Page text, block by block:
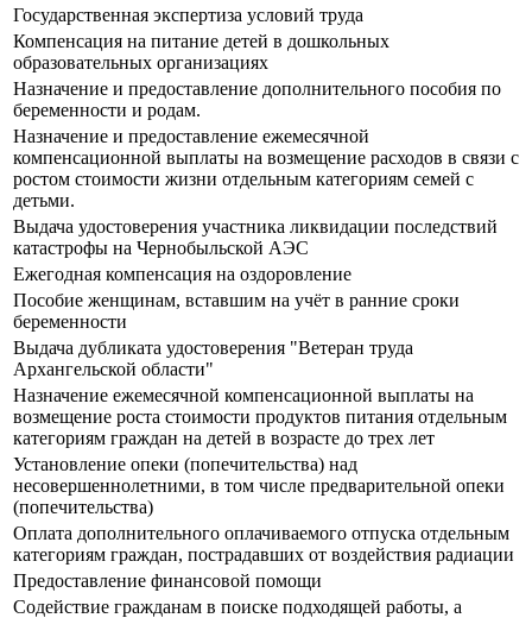
Государственная экспертиза условий труда
Компенсация на питание детей в дошкольных
образовательных организациях
Назначение и предоставление дополнительного пособия по
беременности и родам.
Назначение и предоставление ежемесячной
компенсационной выплаты на возмещение расходов в связи с
ростом стоимости жизни отдельным категориям семей с
детьми.
Выдача удостоверения участника ликвидации последствий
катастрофы на Чернобыльской АЭС
Ежегодная компенсация на оздоровление
Пособие женщинам, вставшим на учёт в ранние сроки
беременности
Выдача дубликата удостоверения "Ветеран труда
Архангельской области"
Назначение ежемесячной компенсационной выплаты на
возмещение роста стоимости продуктов питания отдельным
категориям граждан на детей в возрасте до трех лет
Установление опеки (попечительства) над
несовершеннолетними, в том числе предварительной опеки
(попечительства)
Оплата дополнительного оплачиваемого отпуска отдельным
категориям граждан, пострадавших от воздействия радиации
Предоставление финансовой помощи
Содействие гражданам в поиске подходящей работы, а